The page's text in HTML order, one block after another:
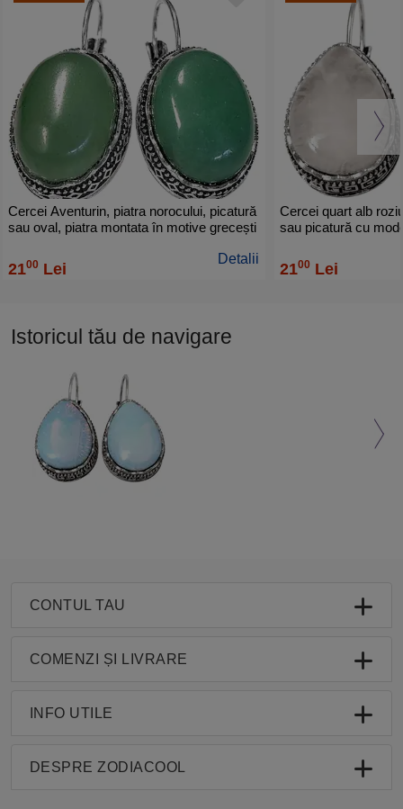
Cercei Aventurin, piatra norocului, picatură
sau oval, piatra montata în motive grecești
2100 Lei
Detalii
Cercei quart alb
sau picatură cu
2100 Lei
Istoricul tău de navigare
CONTUL TAU
COMENZI ȘI LIVRARE
INFO UTILE
DESPRE ZODIACOOL